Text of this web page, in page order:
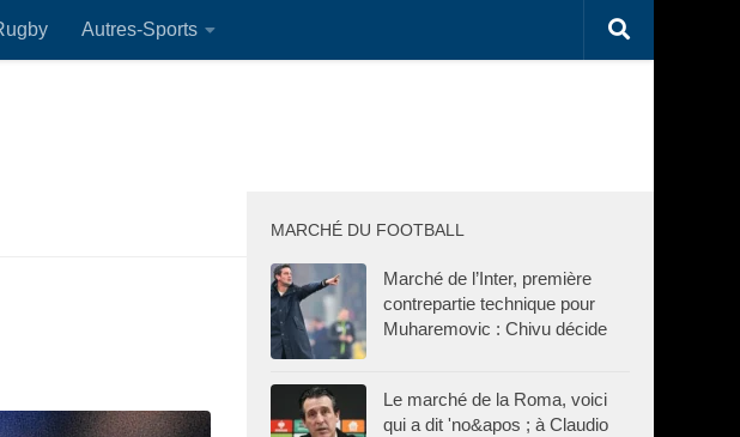
Autres-Sports
MARCHÉ DU FOOTBALL
Marché de l’Inter, première
contrepartie technique pour
Muharemovic : Chivu décide
Le marché de la Roma, voici
qui a dit 'no&apos ; à Claudio